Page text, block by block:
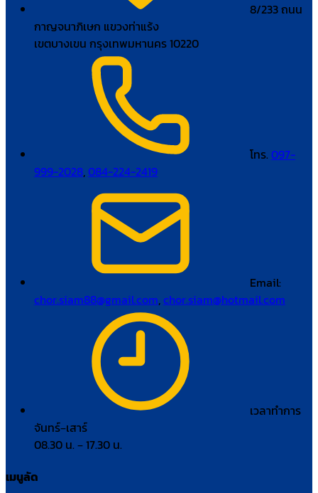
8/233 ถนน
กาญจนาภิเษก แขวงท่าแร้ง
เขตบางเขน กรุงเทพมหานคร 10220
โทร. 097-
999-2028,084-224-2419
Email:
chor.siam88@gmail.com,chor.siam@hotmail.com
เวลาทำการ
จันทร์–เสาร์
08.30 น. – 17.30 น.
เมนูลัด